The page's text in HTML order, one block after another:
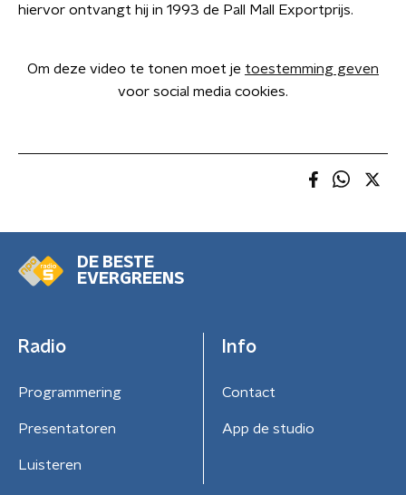
hiervor ontvangt hij in 1993 de Pall Mall Exportprijs.
Om deze video te tonen moet je toestemming geven
voor social media cookies.
DE BESTE
EVERGREENS
Radio
Programmering
Presentatoren
Luisteren
Info
Contact
App de studio